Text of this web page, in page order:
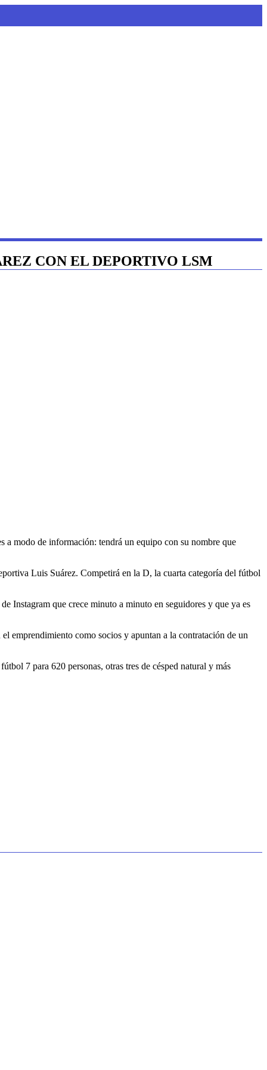
CON EL DEPORTIVO LSM
a modo de información: tendrá un equipo con su nombre que
Luis Suárez. Competirá en la D, la cuarta categoría del fútbol
Instagram que crece minuto a minuto en seguidores y que ya es
emprendimiento como socios y apuntan a la contratación de un
7 para 620 personas, otras tres de césped natural y más